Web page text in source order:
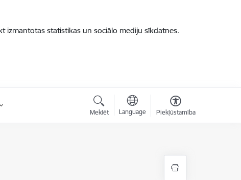
izmantotas statistikas un sociālo mediju sīkdatnes.
Meklēt Language Piekļūstamība